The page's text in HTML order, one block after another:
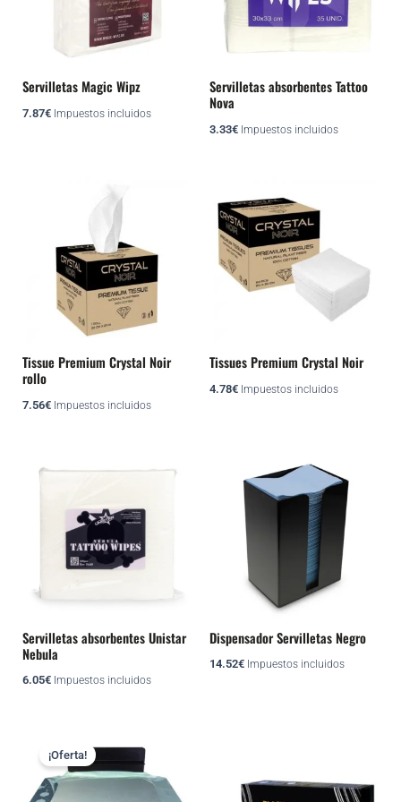
Servilletas Magic Wipz
7.87€ Impuestos incluidos
Servilletas absorbentes Tattoo
Nova
3.33€ Impuestos incluidos
Tissue Premium Crystal Noir
rollo
7.56€ Impuestos incluidos
Tissues Premium Crystal Noir
4.78€ Impuestos incluidos
Servilletas absorbentes Unistar
Nebula
6.05€ Impuestos incluidos
Dispensador Servilletas Negro
14.52€ Impuestos incluidos
¡Oferta!
precio
original
era:
precio
actual
es:
19.06€.